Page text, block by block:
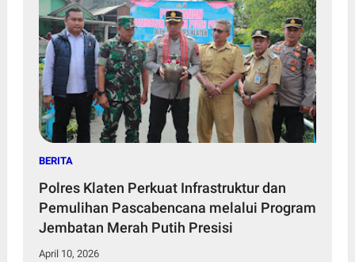
BERITA
Polres Klaten Perkuat Infrastruktur dan
Pemulihan Pascabencana melalui Program
Jembatan Merah Putih Presisi
April 10, 2026